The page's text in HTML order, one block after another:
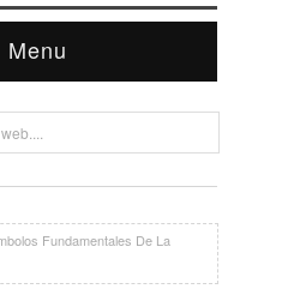
Menu
Fundamentales De La